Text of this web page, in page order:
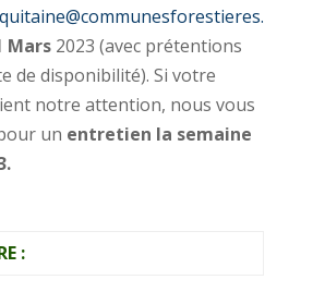
Mars2023 (avec prétentions
de disponibilité). Si votre
notre attention, nous vous
un entretien la semaine
: